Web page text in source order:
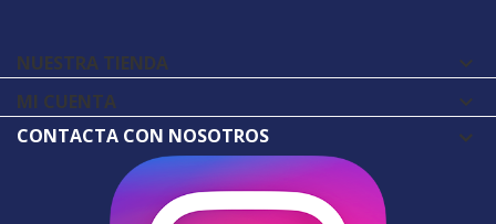
NUESTRA TIENDA 
MI CUENTA 
CONTACTA CON NOSOTROS